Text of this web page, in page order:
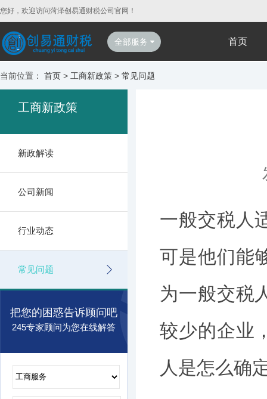
您好，欢迎访问菏泽创易通财税公司官网！
全部服务 首页
当前位置： 首页 > 工商新政策 > 常见问题
工商新政策
新政解读
公司新闻
行业动态
常见问题
把您的困惑告诉顾问吧
245专家顾问为您在线解答
一般交税人
可是他们能
为一般交税
较少的企业
人是怎么确